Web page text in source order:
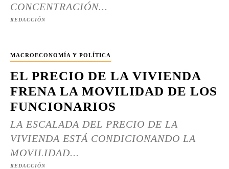
CONCENTRACIÓN...
REDACCIÓN
MACROECONOMÍA Y POLÍTICA
EL PRECIO DE LA VIVIENDA
FRENA LA MOVILIDAD DE LOS
FUNCIONARIOS
LA ESCALADA DEL PRECIO DE LA
VIVIENDA ESTÁ CONDICIONANDO LA
MOVILIDAD...
REDACCIÓN